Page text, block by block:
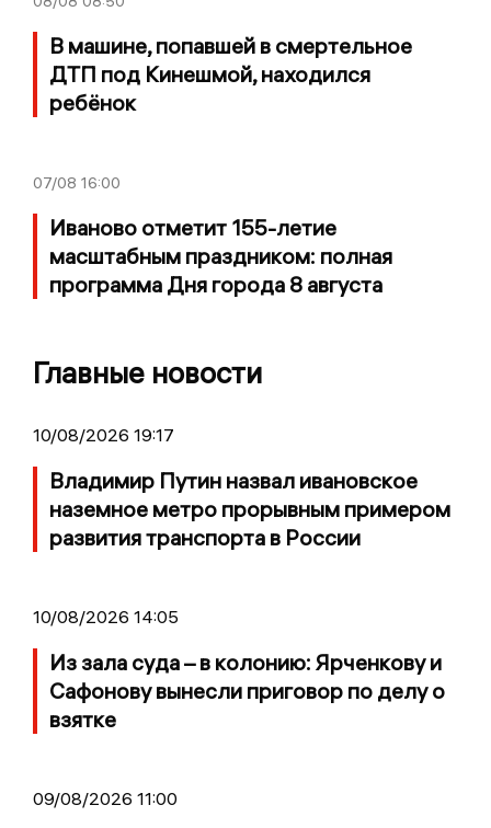
В машине, попавшей в смертельное
ДТП под Кинешмой, находился
ребёнок
07/08 16:00
Иваново отметит 155-летие
масштабным праздником: полная
программа Дня города 8 августа
Главные новости
10/08/2026 19:17
Владимир Путин назвал ивановское
наземное метро прорывным примером
развития транспорта в России
10/08/2026 14:05
Из зала суда – в колонию: Ярченкову и
Сафонову вынесли приговор по делу о
взятке
09/08/2026 11:00